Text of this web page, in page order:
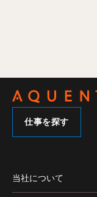
仕事を探す
当社について